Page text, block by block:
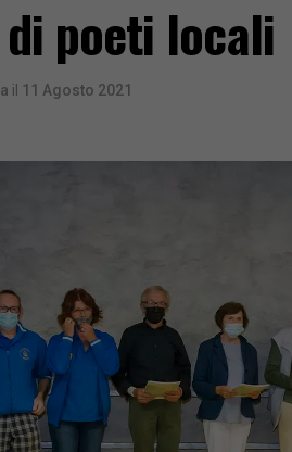
di poeti locali
il 11 Agosto 2021